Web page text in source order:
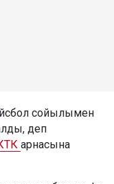
сойылымен
деп
арнасына